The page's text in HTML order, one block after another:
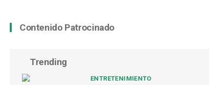
Contenido Patrocinado
Trending
ENTRETENIMIENTO